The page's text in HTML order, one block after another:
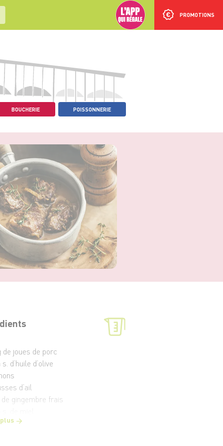
PROMOTIONS
BOUCHERIE POISSONNERIE
de joues de porc
d’huile d’olive
d’ail
gingembre frais
cidre brut